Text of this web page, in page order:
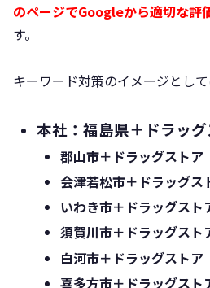
のページでGoogleから適切な評
す。
キーワード対策のイメージとして
本社：福島県＋ドラッ
郡山市＋ドラッグストア
会津若松市＋ドラッグス
いわき市＋ドラッグスト
須賀川市＋ドラッグスト
白河市＋ドラッグストア
喜多方市＋ドラッグスト